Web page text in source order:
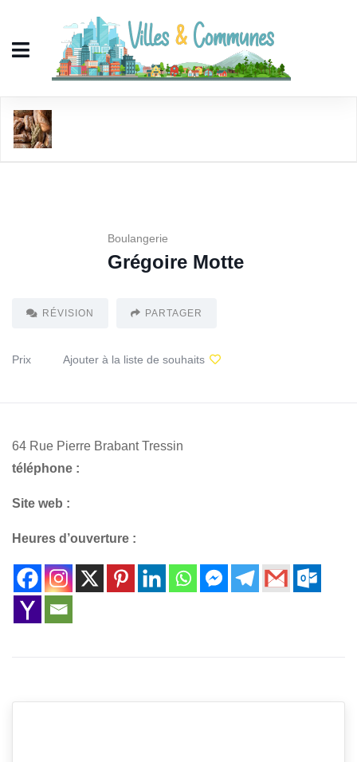
Boulangerie
Grégoire Motte
RÉVISION PARTAGER
Prix Ajouter à la liste de souhaits
64 Rue Pierre Brabant Tressin
téléphone :
Site web :
Heures d’ouverture :